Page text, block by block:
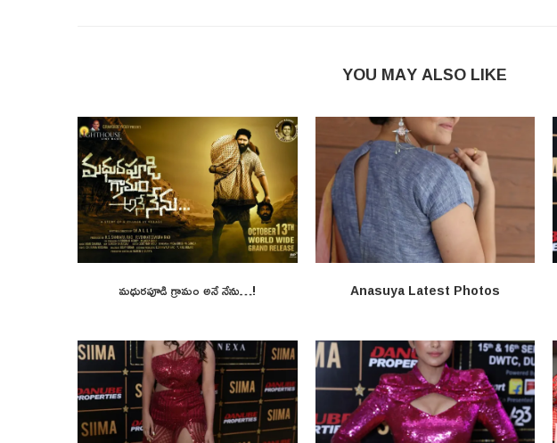
YOU MAY ALSO LIKE
మధురపూడి గ్రామం అనే నేను…! Anasuya Latest Photos